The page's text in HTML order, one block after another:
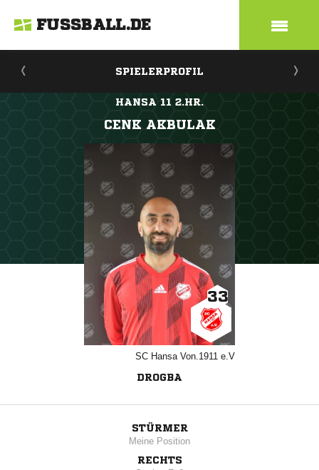
FUSSBALL.DE
SPIELERPROFIL
HANSA 11 2.HR.
CENK AKBULAK
SC Hansa Von.1911 e.V
33
DROGBA
STÜRMER
Meine Position
RECHTS